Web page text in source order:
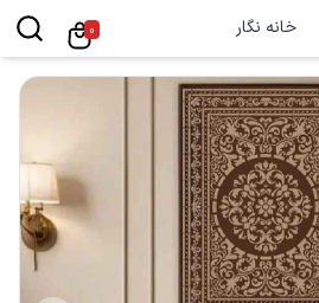
خانه نگار 0